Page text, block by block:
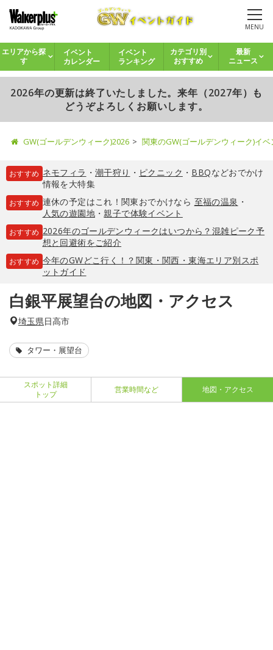
MENU
エリアから探
す
イベント
カレンダー
イベント
ランキング
カテゴリ別
おすすめ
最新
ニュース
2026年の更新は終了いたしました。来年（2027年）も
どうぞよろしくお願いします。
GW(ゴールデンウィーク)2026 関東のGW(ゴールデンウィーク)イ
おすすめ ネモフィラ ・ 潮干狩り ・ ピクニック ・ BBQなどおでかけ
情報を大特集
おすすめ 連休の予定はこれ！関東おでかけなら 至福の温泉 ・
人気の遊園地・親子で体験イベント
おすすめ 2026年のゴールデンウィークはいつから？混雑ピーク予
想と回避術をご紹介
おすすめ 今年のGWどこ行く！？関東・関西・東海エリア別スポ
ットガイド
白銀平展望台の地図・アクセス
埼玉県日高市
タワー・展望台
スポット詳細
トップ
営業時間など 地図・アクセス